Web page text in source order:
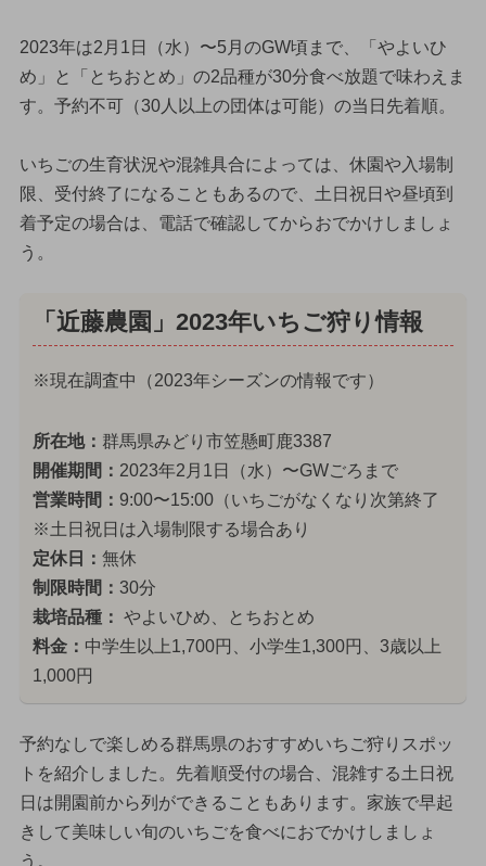
2023年は2月1日（水）〜5月のGW頃まで、「やよいひ
め」と「とちおとめ」の2品種が30分食べ放題で味わえま
す。予約不可（30人以上の団体は可能）の当日先着順。
いちごの生育状況や混雑具合によっては、休園や入場制
限、受付終了になることもあるので、土日祝日や昼頃到
着予定の場合は、電話で確認してからおでかけしましょ
う。
「近藤農園」2023年いちご狩り情報
※現在調査中（2023年シーズンの情報です）
所在地： 群馬県みどり市笠懸町鹿3387
開催期間： 2023年2月1日（水）〜GWごろまで
営業時間： 9:00〜15:00（いちごがなくなり次第終了
※土日祝日は入場制限する場合あり
定休日： 無休
制限時間： 30分
栽培品種： やよいひめ、とちおとめ
料金： 中学生以上1,700円、小学生1,300円、3歳以上
1,000円
予約なしで楽しめる群馬県のおすすめいちご狩りスポッ
トを紹介しました。先着順受付の場合、混雑する土日祝
日は開園前から列ができることもあります。家族で早起
きして美味しい旬のいちごを食べにおでかけしましょ
う。